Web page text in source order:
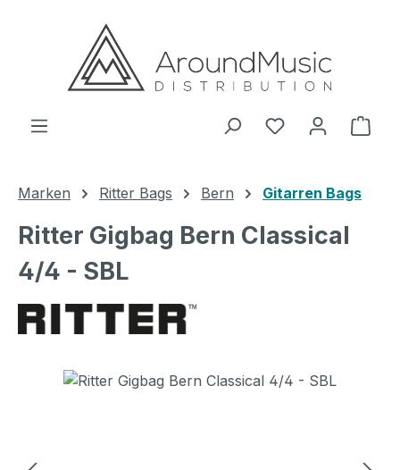
Zum Hauptinhalt springen
Marken Ritter Bags Bern Gitarren Bags
Ritter Gigbag Bern Classical
4/4 - SBL
Bildergalerie überspringen